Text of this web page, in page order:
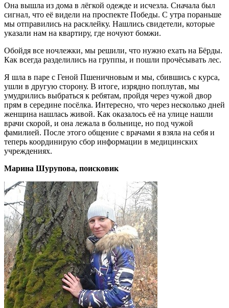
Она вышла из дома в лёгкой одежде и исчезла. Сначала был
сигнал, что её видели на проспекте Победы. С утра пораньше
мы отправились на расклейку. Нашлись свидетели, которые
указали нам на квартиру, где ночуют бомжи.
Обойдя все ночлежки, мы решили, что нужно ехать на Бёрды.
Как всегда разделились на группы, и пошли прочёсывать лес.
Я шла в паре с Геной Пшеничновым и мы, сбившись с курса,
ушли в другую сторону. В итоге, изрядно поплутав, мы
умудрились выбраться к ребятам, пройдя через чужой двор
прям в середине посёлка. Интересно, что через несколько дней
женщина нашлась живой. Как оказалось её на улице нашли
врачи скорой, и она лежала в больнице, но под чужой
фамилией. После этого общение с врачами я взяла на себя и
теперь координирую сбор информации в медицинских
учреждениях.
Марина Шурупова, поисковик